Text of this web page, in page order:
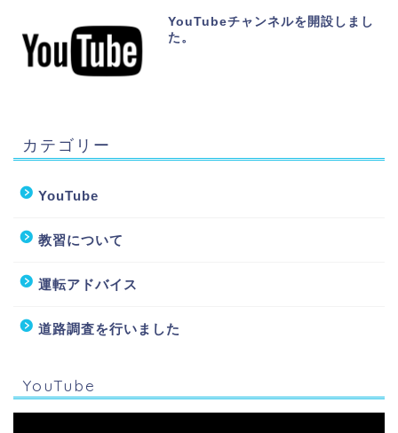
YouTubeチャンネルを開設しまし
た。
カテゴリー
YouTube
教習について
運転アドバイス
道路調査を行いました
YouTube